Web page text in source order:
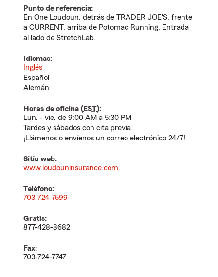
Punto de referencia:
En One Loudoun, detrás de TRADER JOE'S, frente
a CURRENT, arriba de Potomac Running. Entrada
al lado de StretchLab.
Idiomas:
Inglés
Español
Alemán
Horas de oficina (EST):
Lun. - vie. de 9:00 AM a 5:30 PM
Tardes y sábados con cita previa
¡Llámenos o envíenos un correo electrónico 24/7!
Sitio web:
www.loudouninsurance.com
Teléfono:
703-724-7599
Gratis:
877-428-8682
Fax:
703-724-7747